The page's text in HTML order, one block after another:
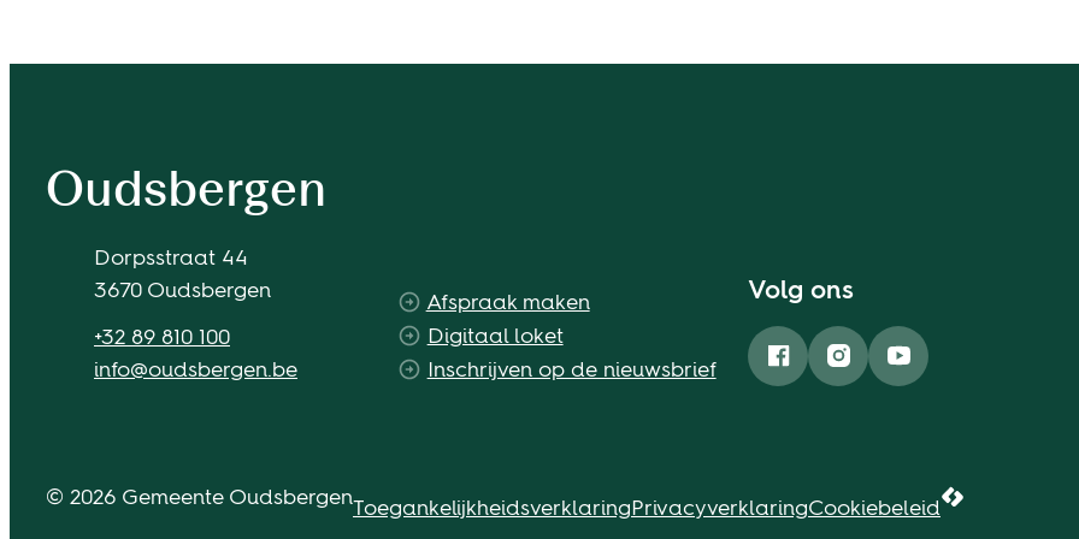
Contact & openingsuren
Oudsbergen
AdresDorpsstraat 44
,3670 Oudsbergen
+32 89 810 100
E-mailinfo@oudsbergen.be
Afspraak maken
Digitaal loket
Inschrijven op de nieuwsbrief
Volg ons
FacebookInstagramYouTube
© 2026 Gemeente OudsbergenToegankelijkheidsverklaringPrivacyverklaringCookiebeleidLCP nv 2026